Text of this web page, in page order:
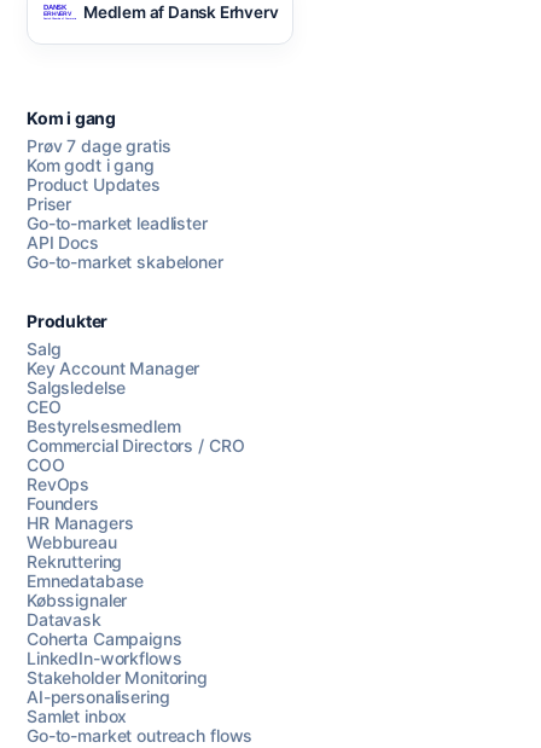
Medlem af Dansk Erhverv
Kom i gang
Prøv 7 dage gratis
Kom godt i gang
Product Updates
Priser
Go-to-market leadlister
API Docs
Go-to-market skabeloner
Produkter
Salg
Key Account Manager
Salgsledelse
CEO
Bestyrelsesmedlem
Commercial Directors / CRO
COO
RevOps
Founders
HR Managers
Webbureau
Rekruttering
Emnedatabase
Købssignaler
Datavask
Coherta Campaigns
LinkedIn-workflows
Stakeholder Monitoring
AI-personalisering
Samlet inbox
Go-to-market outreach flows